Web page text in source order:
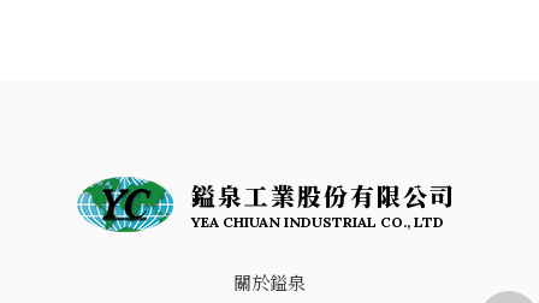
鎰泉工業股份有限公司
YEA CHIUAN INDUSTRIAL CO., LTD
關於鎰泉